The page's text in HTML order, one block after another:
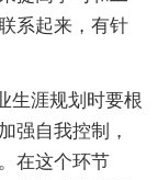
系起来，有针
涯规划时要根
强自我控制，
在这个环节